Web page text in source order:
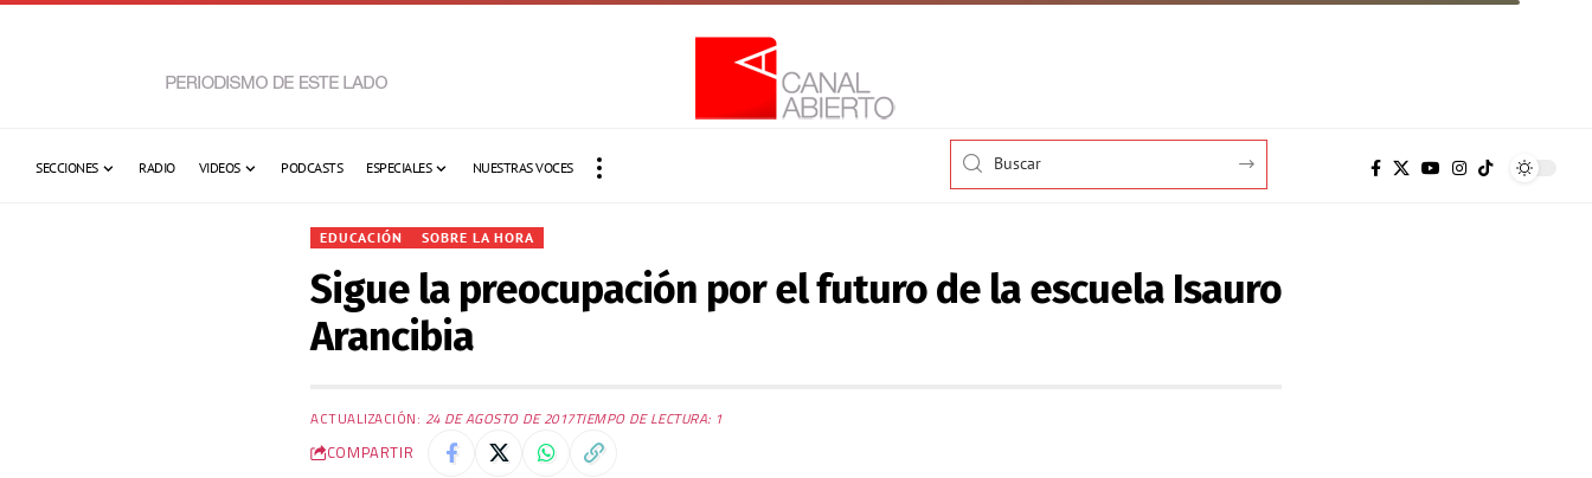
SECCIONES RADIO VIDEOS PODCASTS ESPECIALES NUESTRAS VOCES
EDUCACIÓN SOBRE LA HORA
Sigue la preocupación por el futuro de la escuela Isauro
Arancibia
ACTUALIZACIÓN: 24 DE AGOSTO DE 2017TIEMPO DE LECTURA: 1
COMPARTIR